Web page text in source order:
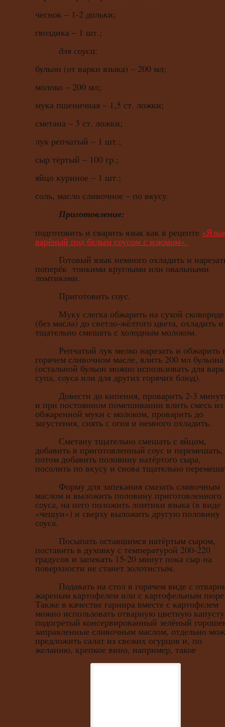
чеснок – 1-2 дольки;
гвоздика – 1 шт.;
для соуса:
бульон (от варки языка) – 200 мл;
молоко – 200 мл;
мука пшеничная – 1,5 ст. ложки;
сметана – 3 ст. ложки;
лук репчатый – 1 шт.;
сыр тёртый – 100 гр.;
яйцо куриное – 1 шт.;
соль, масло сливочное – по вкусу.
Приготовление:
подготовить и сварить язык как в рецепте
варёный под белым соусом с изюмом».
Готовый язык немного охладить и
поперёк тонкими круглыми или овальными
ломтиками.
Приготовить соус.
Муку слегка обжарить на сухой сковороде
(без масла) до светло-жёлтого цвета, охладить и
тщательно смешать с холодным молоком.
Репчатый лук мелко нарезать и обжарить
горячем сливочном масле, влить 200 мл бульона
(остальной бульон можно использовать для
супа, соуса или для других горячих блюд).
Довести до кипения, проварить 2-3
и при постоянном помешивании влить смесь из
обжаренной муки с молоком, проварить до
загустения, снять с огня и немного охладить.
Сметану тщательно смешать с яйцом,
добавить в приготовленный соус и перемешать,
потом добавить половину натёртого сыра,
посолить по вкусу и снова тщательно
Форму для запекания смазать сливочным
маслом и выложить половину приготовленного
соуса, на него положить ломтики языка (в виде
«чешуи») и сверху выложить другую половину
соуса.
Посыпать оставшимся натёртым сыром,
поставить в духовку с температурой 200-220
градусов и запекать 15-20 минут пока сыр на
поверхности не станет золотистым.
Подавать на стол в горячем виде с
жареным картофелем или с картофельным
Также в качестве гарнира вместе с картофелем
можно использовать отварную цветную
подогретый консервированный зелёный
заправленные сливочным маслом, отдельно
предложить салат из свежих огурцов и, по
желанию, крепкое вино, например, такое